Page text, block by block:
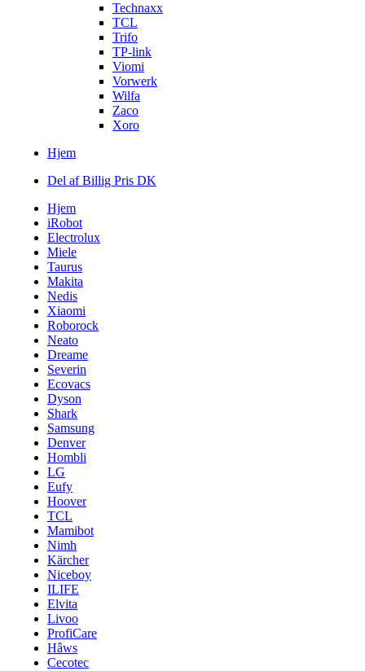
Technaxx
TCL
Trifo
TP-link
Viomi
Vorwerk
Wilfa
Zaco
Xoro
Hjem
Del af Billig Pris DK
Hjem
iRobot
Electrolux
Miele
Taurus
Makita
Nedis
Xiaomi
Roborock
Neato
Dreame
Severin
Ecovacs
Dyson
Shark
Samsung
Denver
Hombli
LG
Eufy
Hoover
TCL
Mamibot
Nimh
Kärcher
Niceboy
ILIFE
Elvita
Livoo
ProfiCare
Hâws
Cecotec